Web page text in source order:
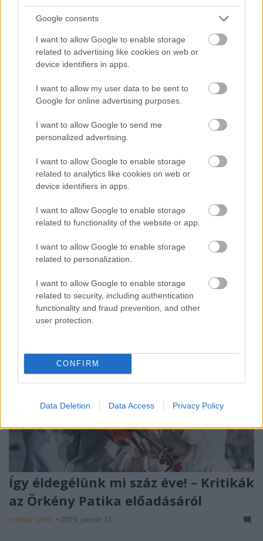
Google consents
I want to allow Google to enable storage
related to advertising like cookies on web or
device identifiers in apps.
I want to allow my user data to be sent to
Google for online advertising purposes.
I want to allow Google to send me
personalized advertising.
I want to allow Google to enable storage
related to analytics like cookies on web or
device identifiers in apps.
I want to allow Google to enable storage
related to functionality of the website or app.
I want to allow Google to enable storage
related to personalization.
I want to allow Google to enable storage
related to security, including authentication
functionality and fraud prevention, and other
user protection.
CONFIRM
Data Deletion Data Access Privacy Policy
Az Örkény Színház játékbabákat kér
szinhaz szerk.• 2019. január 24.
A teátrumnak készülő produkciójához nagy
mennyiségű játékbabára van szüksége, ezért nézői
Így éldegélünk mi száz éve! – Kritikák
az Örkény Patika előadásáról
szinhaz szerk. • 2019. január 15.